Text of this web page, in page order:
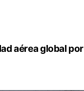
aérea global